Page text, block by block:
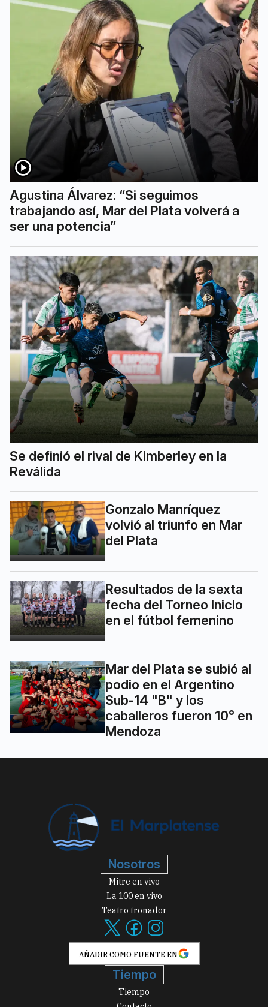
Agustina Álvarez: “Si seguimos
trabajando así, Mar del Plata volverá a
ser una potencia”
Se definió el rival de Kimberley en la
Reválida
Gonzalo Manríquez
volvió al triunfo en Mar
del Plata
Resultados de la sexta
fecha del Torneo Inicio
en el fútbol femenino
Mar del Plata se subió al
podio en el Argentino
Sub-14 "B" y los
caballeros fueron 10° en
Mendoza
Nosotros
Mitre en vivo
La 100 en vivo
Teatro tronador
AÑADIR COMO FUENTE EN
Tiempo
Tiempo